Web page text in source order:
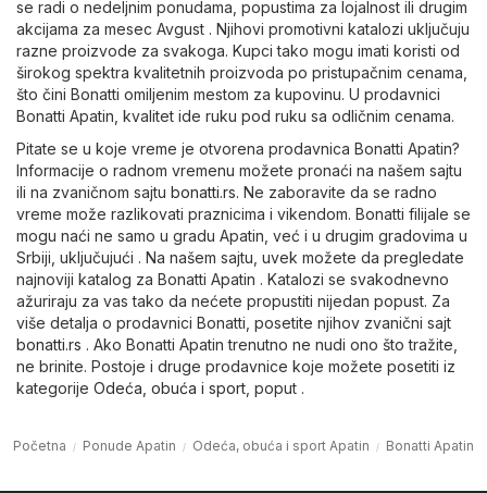
se radi o nedeljnim ponudama, popustima za lojalnost ili drugim
akcijama za mesec Avgust . Njihovi promotivni katalozi uključuju
razne proizvode za svakoga. Kupci tako mogu imati koristi od
širokog spektra kvalitetnih proizvoda po pristupačnim cenama,
što čini Bonatti omiljenim mestom za kupovinu. U prodavnici
Bonatti Apatin, kvalitet ide ruku pod ruku sa odličnim cenama.
Pitate se u koje vreme je otvorena prodavnica Bonatti Apatin?
Informacije o radnom vremenu možete pronaći na našem sajtu
ili na zvaničnom sajtu bonatti.rs. Ne zaboravite da se radno
vreme može razlikovati praznicima i vikendom. Bonatti filijale se
mogu naći ne samo u gradu Apatin, već i u drugim gradovima u
Srbiji, uključujući . Na našem sajtu, uvek možete da pregledate
najnoviji katalog za Bonatti Apatin . Katalozi se svakodnevno
ažuriraju za vas tako da nećete propustiti nijedan popust. Za
više detalja o prodavnici Bonatti, posetite njihov zvanični sajt
bonatti.rs . Ako Bonatti Apatin trenutno ne nudi ono što tražite,
ne brinite. Postoje i druge prodavnice koje možete posetiti iz
kategorije Odeća, obuća i sport , poput .
Početna Ponude Apatin Odeća, obuća i sport Apatin Bonatti Apatin